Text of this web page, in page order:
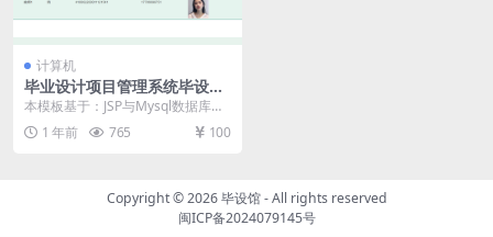
计算机
毕业设计项目管理系统毕设模
板 毕业设计模板及毕业论文与
本模板基于：JSP与Mysql数据库开
发 系统功能实现 进入到这个环节，
也就可以...
1 年前 765 100
Copyright © 2026毕设馆- All rights reserved
闽ICP备2024079145号